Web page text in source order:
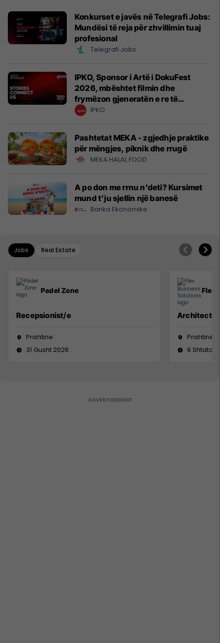
Konkurset e javës në Telegrafi Jobs:
Mundësi të reja për zhvillimin tuaj
profesional
Telegrafi Jobs
IPKO, Sponsor i Artë i DokuFest
2026, mbështet filmin dhe
frymëzon gjeneratën e re të
krijuesve
IPKO
Pashtetat MEKA - zgjedhje praktike
për mëngjes, piknik dhe rrugë
MEKA HALAL FOOD
A po don me rrnu n’deti? Kursimet
mund t’ju sjellin një banesë
Banka Ekonomike
Jobs Real Estate
Padel Zone
Recepsionist/e
Prishtine
31 Gusht 2026
Flex
Architect
Prishtinë
6 Shtator